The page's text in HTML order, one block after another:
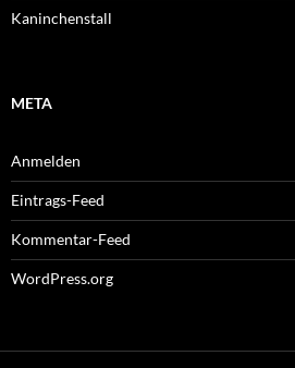
Kaninchenstall
META
Anmelden
Eintrags-Feed
Kommentar-Feed
WordPress.org